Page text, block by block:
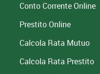
Conto Corrente Online
Prestito Online
Calcola Rata Mutuo
Calcola Rata Prestito